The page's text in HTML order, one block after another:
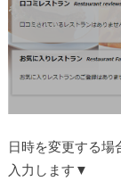
日時を変更する場
入力します▼